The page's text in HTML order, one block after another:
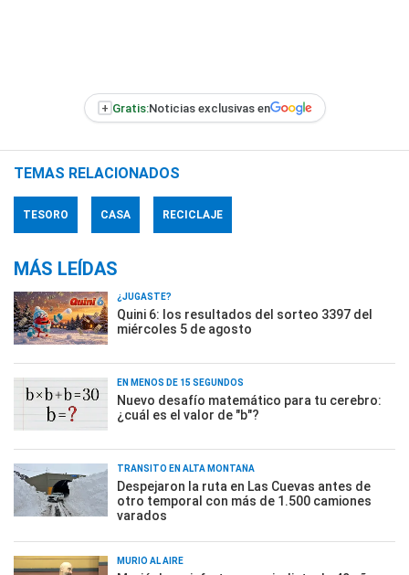
+ Gratis:Noticias exclusivas en
TEMAS RELACIONADOS
TESORO CASA RECICLAJE
MÁS LEÍDAS
¿JUGASTE?
Quini 6: los resultados del sorteo 3397 del
miércoles 5 de agosto
EN MENOS DE 15 SEGUNDOS
Nuevo desafío matemático para tu cerebro:
¿cuál es el valor de "b"?
TRÁNSITO EN ALTA MONTAÑA
Despejaron la ruta en Las Cuevas antes de
otro temporal con más de 1.500 camiones
varados
MURIÓ AL AIRE